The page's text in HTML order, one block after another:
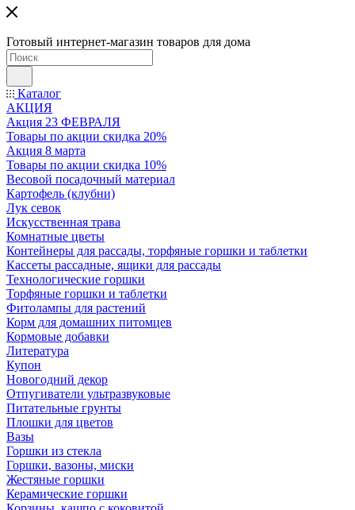
Готовый интернет-магазин товаров для дома
Каталог
АКЦИЯ
Акция 23 ФЕВРАЛЯ
Товары по акции скидка 20%
Акция 8 марта
Товары по акции скидка 10%
Весовой посадочный материал
Картофель (клубни)
Лук севок
Искусственная трава
Комнатные цветы
Контейнеры для рассады, торфяные горшки и таблетки
Кассеты рассадные, ящики для рассады
Технологические горшки
Торфяные горшки и таблетки
Фитолампы для растений
Корм для домашних питомцев
Кормовые добавки
Литература
Купон
Новогодний декор
Отпугиватели ультразвуковые
Питательные грунты
Плошки для цветов
Вазы
Горшки из стекла
Горшки, вазоны, миски
Жестяные горшки
Керамические горшки